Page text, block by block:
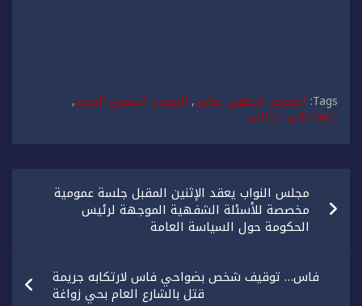
Tags: المعرض الجهوي بفاس, النمودج التنموي الجديد,
جهة فاس مكناس
المقالاتمجلس النواب يعقد الإثنين المقبل جلسة عمومية
مخصصة للأسئلة الشفهية الموجهة لرئيس
الحكومة حول السياسة العامة
فاس… توقيف شخص بضواحي فاس لارتكابه جريمة
قتل بالشارع العام بحي زواغة